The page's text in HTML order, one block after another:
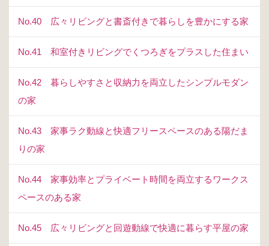
No.40 広々リビングと書斎付きで暮らしを豊かにする家
No.41 和室付きリビングでくつろぎをプラスした住まい
No.42 暮らしやすさと収納力を両立したシンプルモダン
の家
No.43 家事ラク動線と快適フリースペースのある陽だま
りの家
No.44 家事効率とプライベート時間を両立するワークス
ペースのある家
No.45 広々リビングと回遊動線で快適に暮らす平屋の家